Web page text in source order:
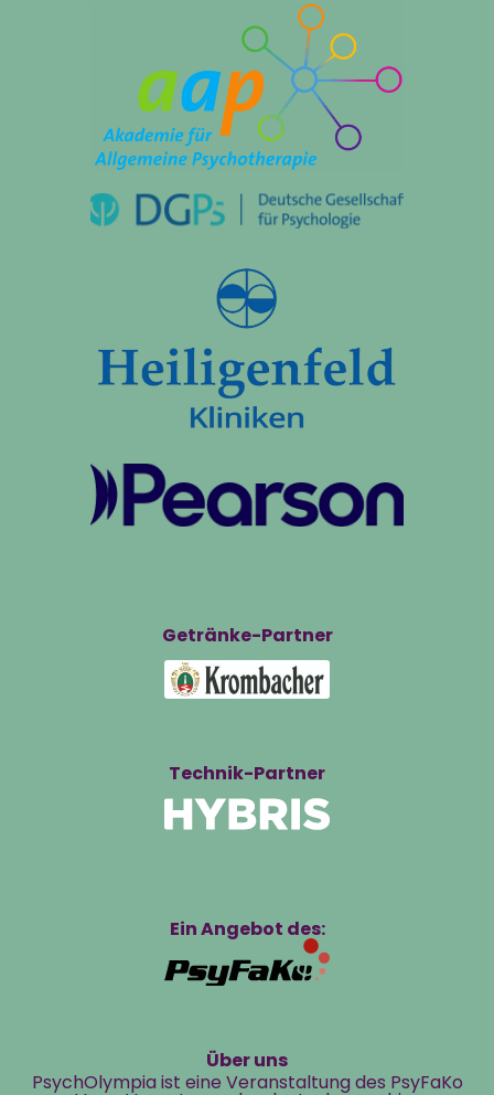
Getränke-Partner
Technik-Partner
Ein Angebot des:
Über uns
PsychOlympia ist eine Veranstaltung des PsyFaKo